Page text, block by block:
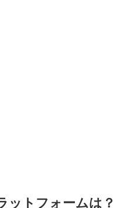
ットフォームは？